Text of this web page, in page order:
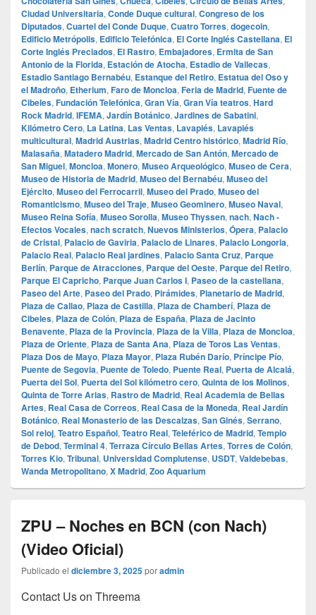
Ciudad Universitaria, Conde Duque cultural, Congreso de los
Diputados, Cuartel del Conde Duque, Cuatro Torres, dogecoin,
Edificio Metrópolis, Edificio Telefónica, El Corte Inglés Castellana, El
Corte Inglés Preciados, El Rastro, Embajadores, Ermita de San
Antonio de la Florida, Estación de Atocha, Estadio de Vallecas,
Estadio Santiago Bernabéu, Estanque del Retiro, Estatua del Oso y
el Madroño, Etherium, Faro de Moncloa, Feria de Madrid, Fuente de
Cibeles, Fundación Telefónica, Gran Vía, Gran Vía teatros, Hard
Rock Madrid, IFEMA, Jardín Botánico, Jardines de Sabatini,
Kilómetro Cero, La Latina, Las Ventas, Lavapiés, Lavapiés
multicultural, Madrid Austrias, Madrid Centro histórico, Madrid Río,
Malasaña, Matadero Madrid, Mercado de San Antón, Mercado de
San Miguel, Moncloa, Monero, Museo Arqueológico, Museo de Cera,
Museo de Historia de Madrid, Museo del Bernabéu, Museo del
Ejército, Museo del Ferrocarril, Museo del Prado, Museo del
Romanticismo, Museo del Traje, Museo Geominero, Museo Naval,
Museo Reina Sofía, Museo Sorolla, Museo Thyssen, nach, Nach -
Efectos Vocales, nach scratch, Nuevos Ministerios, Ópera, Palacio
de Cristal, Palacio de Gaviria, Palacio de Linares, Palacio Longoria,
Palacio Real, Palacio Real jardines, Palacio Santa Cruz, Parque
Berlín, Parque de Atracciones, Parque del Oeste, Parque del Retiro,
Parque El Capricho, Parque Juan Carlos I, Paseo de la castellana,
Paseo del Arte, Paseo del Prado, Pirámides, Planetario de Madrid,
Plaza de Callao, Plaza de Castilla, Plaza de Chamberí, Plaza de
Cibeles, Plaza de Colón, Plaza de España, Plaza de Jacinto
Benavente, Plaza de la Provincia, Plaza de la Villa, Plaza de Moncloa,
Plaza de Oriente, Plaza de Santa Ana, Plaza de Toros Las Ventas,
Plaza Dos de Mayo, Plaza Mayor, Plaza Rubén Darío, Príncipe Pío,
Puente de Segovia, Puente de Toledo, Puente Real, Puerta de Alcalá,
Puerta del Sol, Puerta del Sol kilómetro cero, Quinta de los Molinos,
Quinta de Torre Arias, Rastro de Madrid, Real Academia de Bellas
Artes, Real Casa de Correos, Real Casa de la Moneda, Real Jardín
Botánico, Real Monasterio de las Descalzas, San Ginés, Serrano,
Sol reloj, Teatro Español, Teatro Real, Teleférico de Madrid, Templo
de Debod, Terminal 4, Terraza Círculo Bellas Artes, Torres de Colón,
Torres Kio, Tribunal, Universidad Complutense, USDT, Valdebebas,
Wanda Metropolitano, X Madrid, Zoo Aquarium
ZPU – Noches en BCN (con Nach)
(Video Oficial)
Publicado el diciembre 3, 2025poradmin
Contact Us on Threema